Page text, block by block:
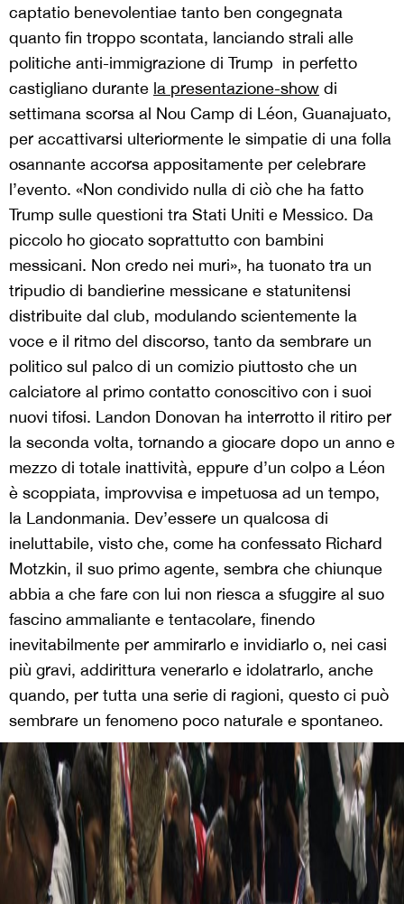
captatio benevolentiae tanto ben congegnata
quanto fin troppo scontata, lanciando strali alle
politiche anti-immigrazione di Trump in perfetto
castigliano durante la presentazione-show di
settimana scorsa al Nou Camp di Léon, Guanajuato,
per accattivarsi ulteriormente le simpatie di una folla
osannante accorsa appositamente per celebrare
l’evento. «Non condivido nulla di ciò che ha fatto
Trump sulle questioni tra Stati Uniti e Messico. Da
piccolo ho giocato soprattutto con bambini
messicani. Non credo nei muri», ha tuonato tra un
tripudio di bandierine messicane e statunitensi
distribuite dal club, modulando scientemente la
voce e il ritmo del discorso, tanto da sembrare un
politico sul palco di un comizio piuttosto che un
calciatore al primo contatto conoscitivo con i suoi
nuovi tifosi. Landon Donovan ha interrotto il ritiro per
la seconda volta, tornando a giocare dopo un anno e
mezzo di totale inattività, eppure d’un colpo a Léon
è scoppiata, improvvisa e impetuosa ad un tempo,
la Landonmania. Dev’essere un qualcosa di
ineluttabile, visto che, come ha confessato Richard
Motzkin, il suo primo agente, sembra che chiunque
abbia a che fare con lui non riesca a sfuggire al suo
fascino ammaliante e tentacolare, finendo
inevitabilmente per ammirarlo e invidiarlo o, nei casi
più gravi, addirittura venerarlo e idolatrarlo, anche
quando, per tutta una serie di ragioni, questo ci può
sembrare un fenomeno poco naturale e spontaneo.